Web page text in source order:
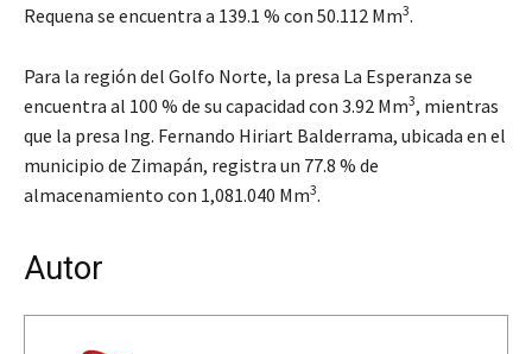
Requena se encuentra a 139.1 % con 50.112 Mm3.
Para la región del Golfo Norte, la presa La Esperanza se
encuentra al 100 % de su capacidad con 3.92 Mm3, mientras
que la presa Ing. Fernando Hiriart Balderrama, ubicada en el
municipio de Zimapán, registra un 77.8 % de
almacenamiento con 1,081.040 Mm3.
Autor